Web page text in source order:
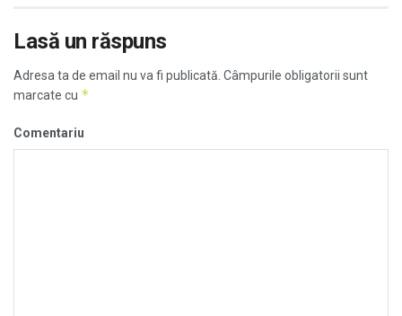
Lasă un răspuns
Adresa ta de email nu va fi publicată. Câmpurile obligatorii sunt
marcate cu *
Comentariu